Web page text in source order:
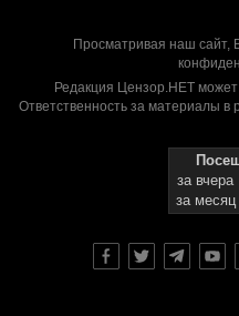
Просматривая наш сайт,
Редакция Цензор.НЕТ
Ответственность за материалы в
за вчера
за месяц